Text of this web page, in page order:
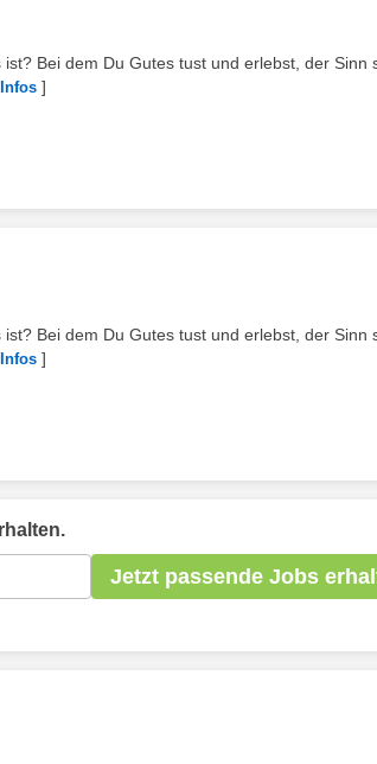
Bei dem Du Gutes tust und erlebst, der Sinn
]
Bei dem Du Gutes tust und erlebst, der Sinn
]
Jetzt passende Jobs